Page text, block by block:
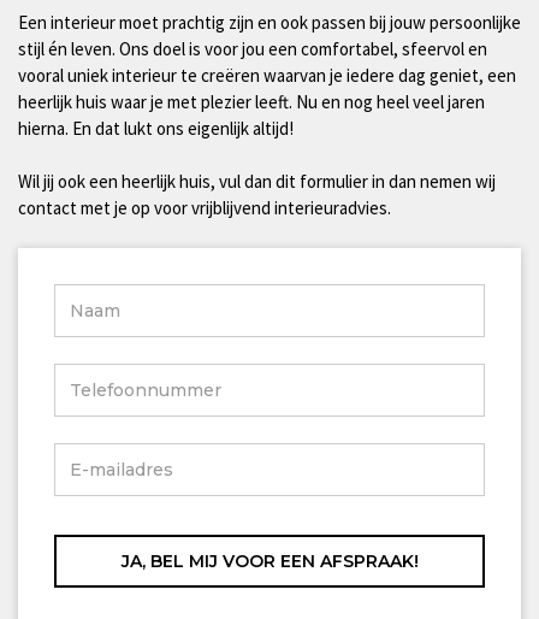
Een interieur moet prachtig zijn en ook passen bij jouw persoonlijke
stijl én leven. Ons doel is voor jou een comfortabel, sfeervol en
vooral uniek interieur te creëren waarvan je iedere dag geniet, een
heerlijk huis waar je met plezier leeft. Nu en nog heel veel jaren
hierna. En dat lukt ons eigenlijk altijd!
Wil jij ook een heerlijk huis, vul dan dit formulier in dan nemen wij
contact met je op voor vrijblijvend interieuradvies.